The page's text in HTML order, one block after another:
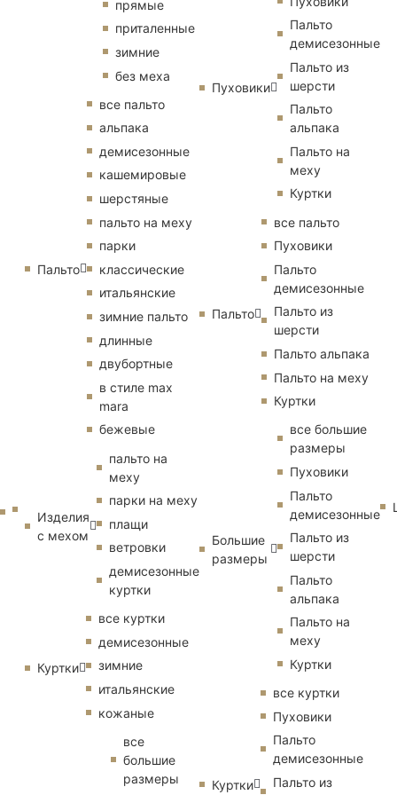
прямые
приталенные
зимние
без меха
Пальто
все пальто
альпака
демисезонные
кашемировые
шерстяные
пальто на меху
парки
классические
итальянские
зимние пальто
длинные
двубортные
в стиле max
mara
бежевые
Изделия
с мехом
пальто на
меху
парки на меху
плащи
ветровки
демисезонные
куртки
Куртки
все куртки
демисезонные
зимние
итальянские
кожаные
все
большие
размеры
Пуховики
Пальто
демисезонные
Пальто из
шерсти
Пальто
альпака
Пальто на
меху
Куртки
Пальто
все пальто
Пуховики
Пальто
демисезонные
Пальто из
шерсти
Пальто альпака
Пальто на меху
Куртки
Большие
размеры
все большие
размеры
Пуховики
Пальто
демисезонные
Пальто из
шерсти
Пальто
альпака
Пальто на
меху
Куртки
Куртки
все куртки
Пуховики
Пальто
демисезонные
Пальто из